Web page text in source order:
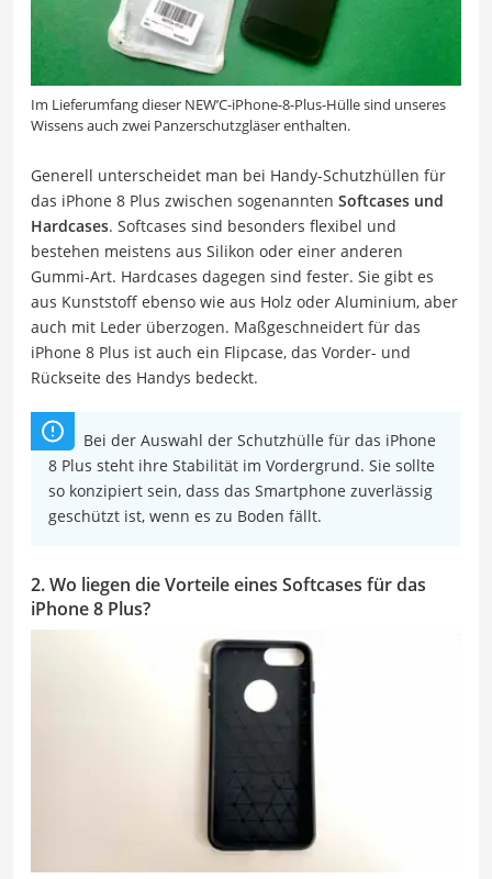
Im Lieferumfang dieser NEW’C-iPhone-8-Plus-Hülle sind unseres
Wissens auch zwei Panzerschutzgläser enthalten.
Generell unterscheidet man bei Handy-Schutzhüllen für
das iPhone 8 Plus zwischen sogenannten Softcases und
Hardcases. Softcases sind besonders flexibel und
bestehen meistens aus Silikon oder einer anderen
Gummi-Art. Hardcases dagegen sind fester. Sie gibt es
aus Kunststoff ebenso wie aus Holz oder Aluminium, aber
auch mit Leder überzogen. Maßgeschneidert für das
iPhone 8 Plus ist auch ein Flipcase, das Vorder- und
Rückseite des Handys bedeckt.
Bei der Auswahl der Schutzhülle für das iPhone
8 Plus steht ihre Stabilität im Vordergrund. Sie sollte
so konzipiert sein, dass das Smartphone zuverlässig
geschützt ist, wenn es zu Boden fällt.
2. Wo liegen die Vorteile eines Softcases für das
iPhone 8 Plus?